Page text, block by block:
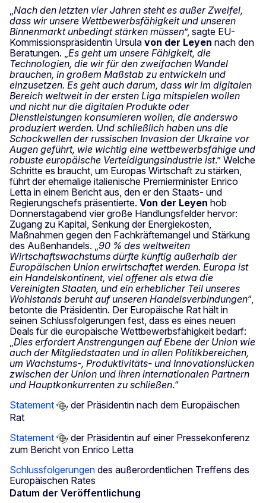
„Nach den letzten vier Jahren steht es außer Zweifel,
dass wir unsere Wettbewerbsfähigkeit und unseren
Binnenmarkt unbedingt stärken müssen”, sagte EU-
Kommissionspräsidentin Ursula von der Leyen nach den
Beratungen. „Es geht um unsere Fähigkeit, die
Technologien, die wir für den zweifachen Wandel
brauchen, in großem Maßstab zu entwickeln und
einzusetzen. Es geht auch darum, dass wir im digitalen
Bereich weltweit in der ersten Liga mitspielen wollen
und nicht nur die digitalen Produkte oder
Dienstleistungen konsumieren wollen, die anderswo
produziert werden. Und schließlich haben uns die
Schockwellen der russischen Invasion der Ukraine vor
Augen geführt, wie wichtig eine wettbewerbsfähige und
robuste europäische Verteidigungsindustrie ist.” Welche
Schritte es braucht, um Europas Wirtschaft zu stärken,
führt der ehemalige italienische Premierminister Enrico
Letta in einem Bericht aus, den er den Staats- und
Regierungschefs präsentierte. Von der Leyen hob
Donnerstagabend vier große Handlungsfelder hervor:
Zugang zu Kapital, Senkung der Energiekosten,
Maßnahmen gegen den Fachkräftemangel und Stärkung
des Außenhandels. „90 % des weltweiten
Wirtschaftswachstums dürfte künftig außerhalb der
Europäischen Union erwirtschaftet werden. Europa ist
ein Handelskontinent, viel offener als etwa die
Vereinigten Staaten, und ein erheblicher Teil unseres
Wohlstands beruht auf unseren Handelsverbindungen“,
betonte die Präsidentin. Der Europäische Rat hält in
seinen Schlussfolgerungen fest, dass es eines neuen
Deals für die europäische Wettbewerbsfähigkeit bedarf:
„Dies erfordert Anstrengungen auf Ebene der Union wie
auch der Mitgliedstaaten und in allen Politikbereichen,
um Wachstums-, Produktivitäts- und Innovationslücken
zwischen der Union und ihren internationalen Partnern
und Hauptkonkurrenten zu schließen.“
Statement
der Präsidentin nach dem Europäischen
Rat
Statement
der Präsidentin auf einer Pressekonferenz
zum Bericht von Enrico Letta
Schlussfolgerungen des außerordentlichen Treffens des
Europäischen Rates
Datum der Veröffentlichung